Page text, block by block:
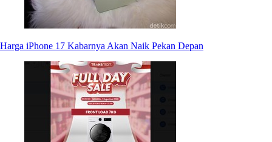
Harga iPhone 17 Kabarnya Akan Naik Pekan Depan